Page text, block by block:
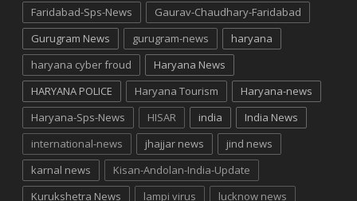
Faridabad-Sps-News
Gaurav-Chaudhary-Faridabad
Gurugram News
gurugram-news
haryana
haryana cyber froud
Haryana News
HARYANA POLICE
Haryana Tourism
Haryana-news
Haryana-Sps-News
HISAR india
India News
international-news
jhajjar news
jind news
karnal news
Kisan-Andolan-India-Update
Kurukshetra News
lampi virus lucknow news